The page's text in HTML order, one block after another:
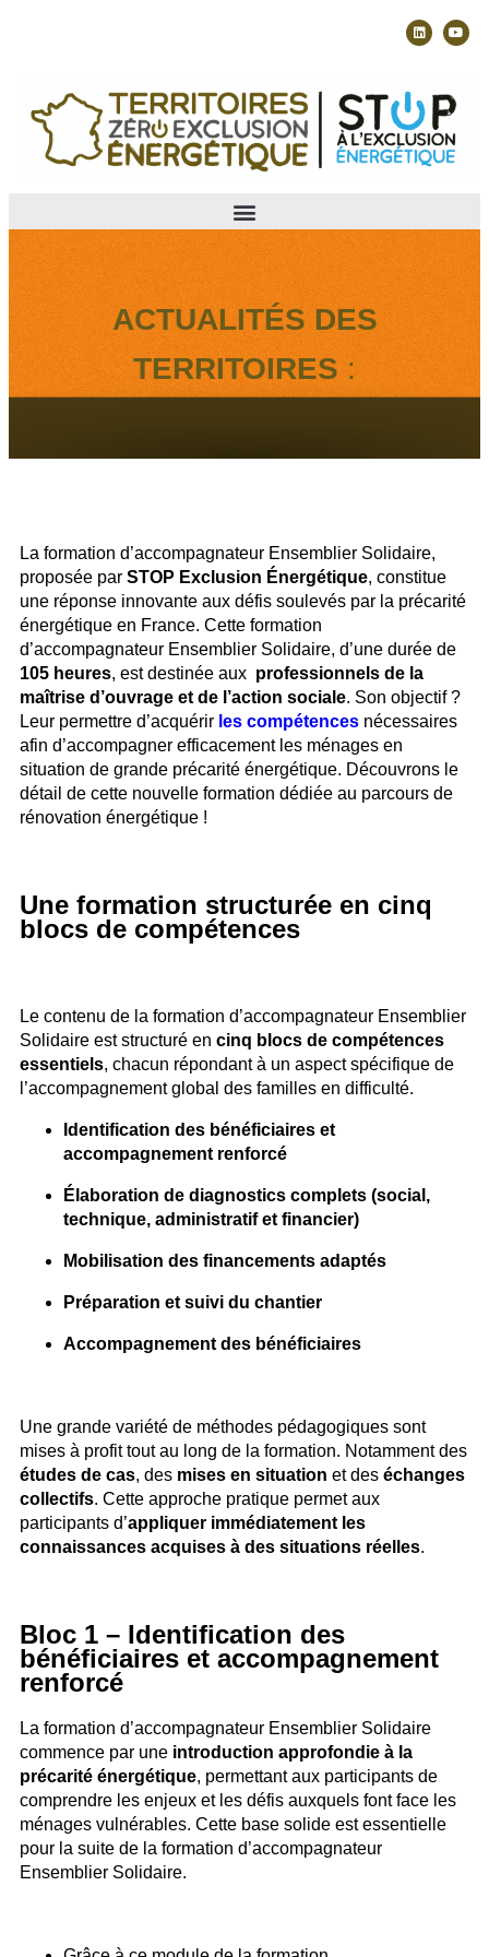
ACTUALITÉS DES
TERRITOIRES:
La formation d’accompagnateur Ensemblier Solidaire,
proposée par STOP Exclusion Énergétique, constitue
une réponse innovante aux défis soulevés par la précarité
énergétique en France. Cette formation
d’accompagnateur Ensemblier Solidaire, d’une durée de
105 heures, est destinée aux professionnels de la
maîtrise d’ouvrage et de l’action sociale. Son objectif ?
Leur permettre d’acquérir les compétences nécessaires
afin d’accompagner efficacement les ménages en
situation de grande précarité énergétique. Découvrons le
détail de cette nouvelle formation dédiée au parcours de
rénovation énergétique !
Une formation structurée en cinq
blocs de compétences
Le contenu de la formation d’accompagnateur Ensemblier
Solidaire est structuré en cinq blocs de compétences
essentiels, chacun répondant à un aspect spécifique de
l’accompagnement global des familles en difficulté.
Identification des bénéficiaires et
accompagnement renforcé
Élaboration de diagnostics complets (social,
technique, administratif et financier)
Mobilisation des financements adaptés
Préparation et suivi du chantier
Accompagnement des bénéficiaires
Une grande variété de méthodes pédagogiques sont
mises à profit tout au long de la formation. Notamment des
études de cas, des mises en situation et des échanges
collectifs. Cette approche pratique permet aux
participants d’appliquer immédiatement les
connaissances acquises à des situations réelles.
Bloc 1 – Identification des
bénéficiaires et accompagnement
renforcé
La formation d’accompagnateur Ensemblier Solidaire
commence par une introduction approfondie à la
précarité énergétique, permettant aux participants de
comprendre les enjeux et les défis auxquels font face les
ménages vulnérables. Cette base solide est essentielle
pour la suite de la formation d’accompagnateur
Ensemblier Solidaire.